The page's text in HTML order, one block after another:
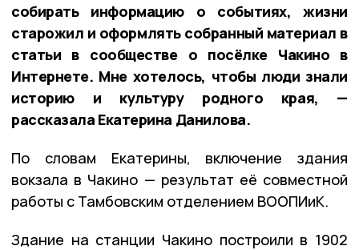
собирать информацию о событиях, жизни
старожил и оформлять собранный материал в
статьи в сообществе о посёлке Чакино в
Интернете. Мне хотелось, чтобы люди знали
историю и культуру родного края, —
рассказала Екатерина Данилова.
По словам Екатерины, включение здания
вокзала в Чакино — результат её совместной
работы с Тамбовским отделением ВООПИиК.
Здание на станции Чакино построили в 1902